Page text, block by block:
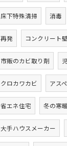
床下特殊清掃 消毒
再発 コンクリート
市販のカビ取り剤
クロカワカビ アス
省エネ住宅 冬の寒
大手ハウスメーカー